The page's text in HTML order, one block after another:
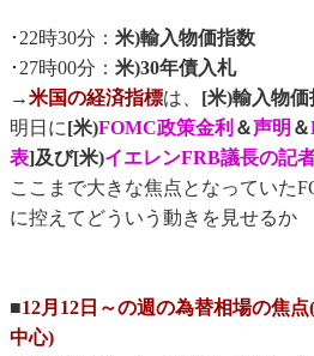
･22時30分： 米)輸入物価指数
･27時00分： 米)30年債入札
→米国の経済指標は、 [米)輸入物価
明日に[米)FOMC政策金利 ＆声明 ＆
表]及び[米)イエレンFRB議長の記
ここまで大きな焦点となっていた
に控えてどういう動きを見せるか
■12月12日～の週の為替相場の焦
中心)